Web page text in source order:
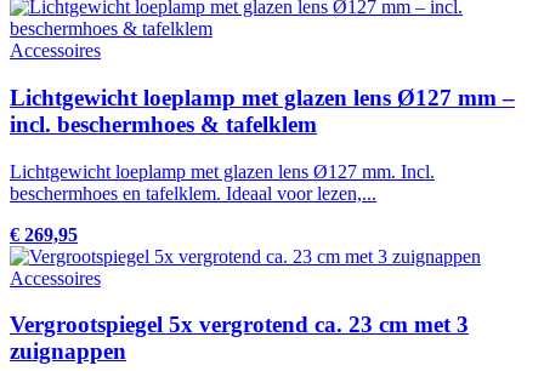
Accessoires
Lichtgewicht loeplamp met glazen lens Ø127 mm –
incl. beschermhoes & tafelklem
Lichtgewicht loeplamp met glazen lens Ø127 mm. Incl.
beschermhoes en tafelklem. Ideaal voor lezen,...
€ 269,95
Accessoires
Vergrootspiegel 5x vergrotend ca. 23 cm met 3
zuignappen